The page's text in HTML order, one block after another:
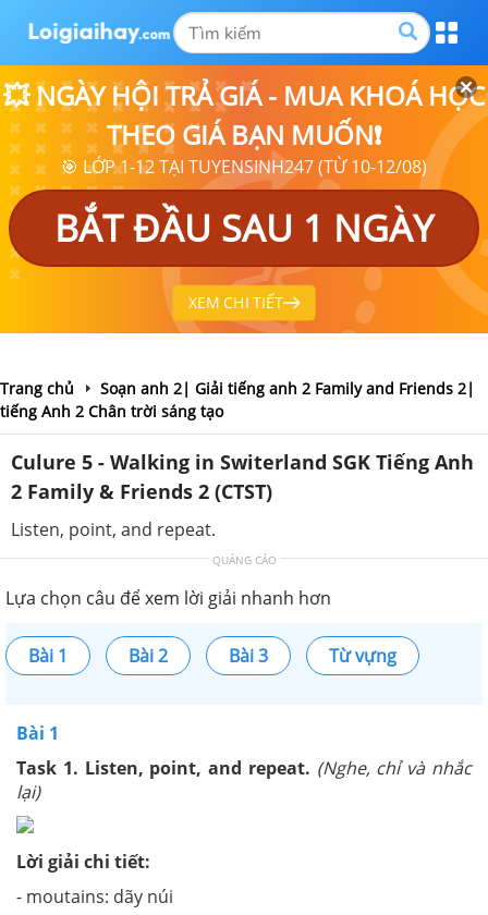
💥 NGÀY HỘI TRẢ GIÁ - MUA KHOÁ HỌC
THEO GIÁ BẠN MUỐN❗
🎯 LỚP 1-12 TẠI TUYENSINH247 (TỪ 10-12/08)
BẮT ĐẦU SAU 1 NGÀY
XEM CHI TIẾT
Trang chủ
Soạn anh 2| Giải tiếng anh 2 Family and Friends 2|
tiếng Anh 2 Chân trời sáng tạo
Culure 5 - Walking in Switerland SGK Tiếng Anh
2 Family & Friends 2 (CTST)
Listen, point, and repeat.
QUẢNG CÁO
Lựa chọn câu để xem lời giải nhanh hơn
Bài 1 Bài 2 Bài 3 Từ vựng
Bài 1
Task 1. Listen, point, and repeat. (Nghe, chỉ và nhắc
lại)
Lời giải chi tiết:
- moutains: dãy núi